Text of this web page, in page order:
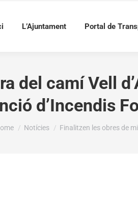
L’Ajuntament Portal de
del camí Vell
d’Incendis
are here:Notícies Finalitzen les obres de